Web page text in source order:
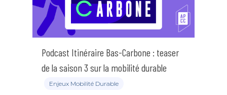
Podcast Itinéraire Bas-Carbone : teaser
de la saison 3 sur la mobilité durable
Enjeux Mobilité Durable